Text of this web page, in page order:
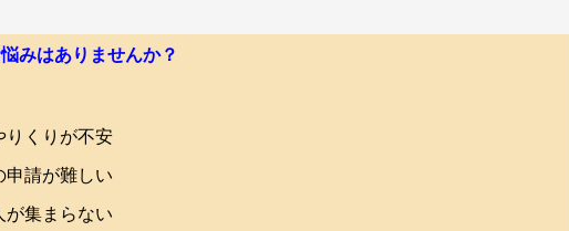
みはありませんか？
りくりが不安
申請が難しい
が集まらない